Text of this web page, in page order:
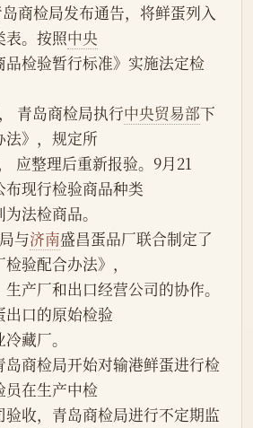
表。按照中央
品检验暂行标准》实施法定检
， 青岛商检局执行
中央贸易部下
法》，规定所
应整理后重新报验。9月21
布现行检验商品种类
法检商品。
与
济南盛昌蛋品厂联合制定了
验配合办法》，
产厂和出口经营公司的协作。
出口的原始检验
藏厂。
员在生产中检
收，青岛商检局进行不定期监